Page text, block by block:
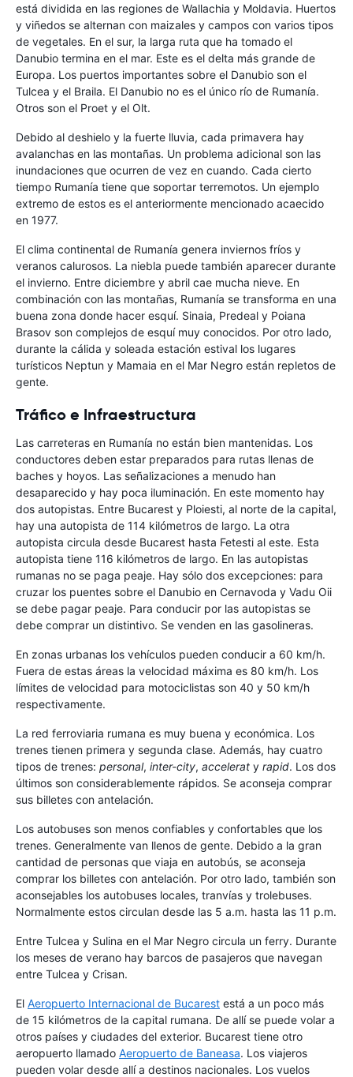
está dividida en las regiones de Wallachia y Moldavia. Huertos
y viñedos se alternan con maizales y campos con varios tipos
de vegetales. En el sur, la larga ruta que ha tomado el
Danubio termina en el mar. Este es el delta más grande de
Europa. Los puertos importantes sobre el Danubio son el
Tulcea y el Braila. El Danubio no es el único río de Rumanía.
Otros son el Proet y el Olt.
Debido al deshielo y la fuerte lluvia, cada primavera hay
avalanchas en las montañas. Un problema adicional son las
inundaciones que ocurren de vez en cuando. Cada cierto
tiempo Rumanía tiene que soportar terremotos. Un ejemplo
extremo de estos es el anteriormente mencionado acaecido
en 1977.
El clima continental de Rumanía genera inviernos fríos y
veranos calurosos. La niebla puede también aparecer durante
el invierno. Entre diciembre y abril cae mucha nieve. En
combinación con las montañas, Rumanía se transforma en una
buena zona donde hacer esquí. Sinaia, Predeal y Poiana
Brasov son complejos de esquí muy conocidos. Por otro lado,
durante la cálida y soleada estación estival los lugares
turísticos Neptun y Mamaia en el Mar Negro están repletos de
gente.
Tráfico e Infraestructura
Las carreteras en Rumanía no están bien mantenidas. Los
conductores deben estar preparados para rutas llenas de
baches y hoyos. Las señalizaciones a menudo han
desaparecido y hay poca iluminación. En este momento hay
dos autopistas. Entre Bucarest y Ploiesti, al norte de la capital,
hay una autopista de 114 kilómetros de largo. La otra
autopista circula desde Bucarest hasta Fetesti al este. Esta
autopista tiene 116 kilómetros de largo. En las autopistas
rumanas no se paga peaje. Hay sólo dos excepciones: para
cruzar los puentes sobre el Danubio en Cernavoda y Vadu Oii
se debe pagar peaje. Para conducir por las autopistas se
debe comprar un distintivo. Se venden en las gasolineras.
En zonas urbanas los vehículos pueden conducir a 60 km/h.
Fuera de estas áreas la velocidad máxima es 80 km/h. Los
límites de velocidad para motociclistas son 40 y 50 km/h
respectivamente.
La red ferroviaria rumana es muy buena y económica. Los
trenes tienen primera y segunda clase. Además, hay cuatro
tipos de trenes: personal, inter-city, accelerat y rapid. Los dos
últimos son considerablemente rápidos. Se aconseja comprar
sus billetes con antelación.
Los autobuses son menos confiables y confortables que los
trenes. Generalmente van llenos de gente. Debido a la gran
cantidad de personas que viaja en autobús, se aconseja
comprar los billetes con antelación. Por otro lado, también son
aconsejables los autobuses locales, tranvías y trolebuses.
Normalmente estos circulan desde las 5 a.m. hasta las 11 p.m.
Entre Tulcea y Sulina en el Mar Negro circula un ferry. Durante
los meses de verano hay barcos de pasajeros que navegan
entre Tulcea y Crisan.
El Aeropuerto Internacional de Bucarest está a un poco más
de 15 kilómetros de la capital rumana. De allí se puede volar a
otros países y ciudades del exterior. Bucarest tiene otro
aeropuerto llamado Aeropuerto de Baneasa. Los viajeros
pueden volar desde allí a destinos nacionales. Los vuelos